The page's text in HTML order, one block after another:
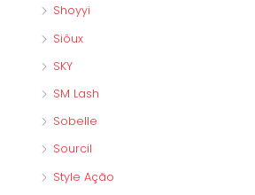
Shoyyi
Siôux
SKY
SM Lash
Sobelle
Sourcil
Style Ação